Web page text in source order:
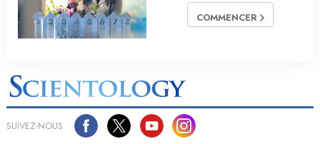
COMMENCER
SUIVEZ-NOUS